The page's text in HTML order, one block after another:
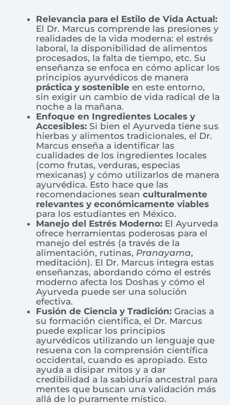
Relevancia para el Estilo de Vida Actual:
El Dr. Marcus comprende las presiones y
realidades de la vida moderna: el estrés
laboral, la disponibilidad de alimentos
procesados, la falta de tiempo, etc. Su
enseñanza se enfoca en cómo aplicar los
principios ayurvédicos de manera
práctica y sostenible en este entorno,
sin exigir un cambio de vida radical de la
noche a la mañana.
Enfoque en Ingredientes Locales y
Accesibles: Si bien el Ayurveda tiene sus
hierbas y alimentos tradicionales, el Dr.
Marcus enseña a identificar las
cualidades de los ingredientes locales
(como frutas, verduras, especias
mexicanas) y cómo utilizarlos de manera
ayurvédica. Esto hace que las
recomendaciones seanculturalmente
relevantes y económicamente viables
para los estudiantes en México.
Manejo del Estrés Moderno: El Ayurveda
ofrece herramientas poderosas para el
manejo del estrés (a través de la
alimentación, rutinas, Pranayama,
meditación). El Dr. Marcus integra estas
enseñanzas, abordando cómo el estrés
moderno afecta los Doshas y cómo el
Ayurveda puede ser una solución
efectiva.
Fusión de Ciencia y Tradición: Gracias a
su formación científica, el Dr. Marcus
puede explicar los principios
ayurvédicos utilizando un lenguaje que
resuena con la comprensión científica
occidental, cuando es apropiado. Esto
ayuda a disipar mitos y a dar
credibilidad a la sabiduría ancestral para
mentes que buscan una validación más
allá de lo puramente místico.